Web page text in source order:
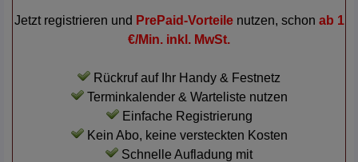
Jetzt registrieren und PrePaid-Vorteilenutzen, schon ab 1
€/Min. inkl. MwSt.
Rückruf auf Ihr Handy & Festnetz
Terminkalender & Warteliste nutzen
Einfache Registrierung
Kein Abo, keine versteckten Kosten
Schnelle Aufladung mit